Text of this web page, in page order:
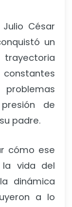
César
un
problemas
de
padre.
cómo ese
vida del
dinámica
a lo